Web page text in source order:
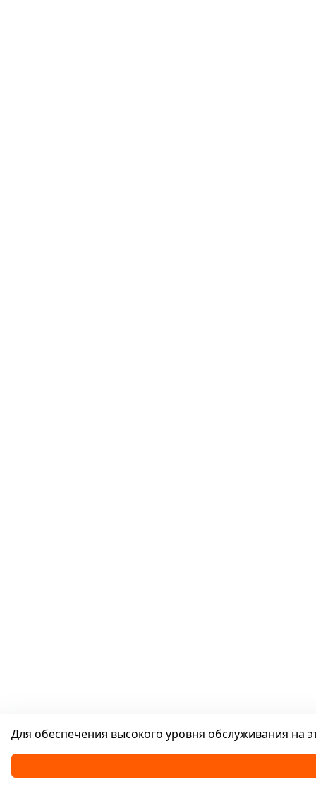
Каталог
Для обеспечения высокого уровня обслуживания на